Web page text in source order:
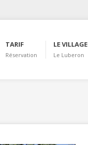
TARIF
Réservation
LE VILLAGE
Le Luberon